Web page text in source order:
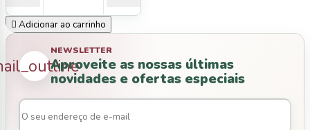
 Adicionar ao carrinho
NEWSLETTER
Aproveite as nossas últimas
novidades e ofertas especiais